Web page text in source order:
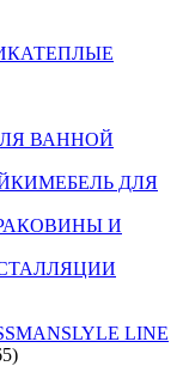
ТЕПЛЫЕ
ВАННОЙ
МЕБЕЛЬ ДЛЯ
И
SLYLE LINE